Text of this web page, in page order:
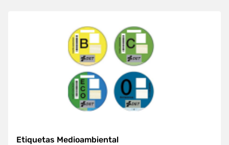
Etiquetas Medioambiental